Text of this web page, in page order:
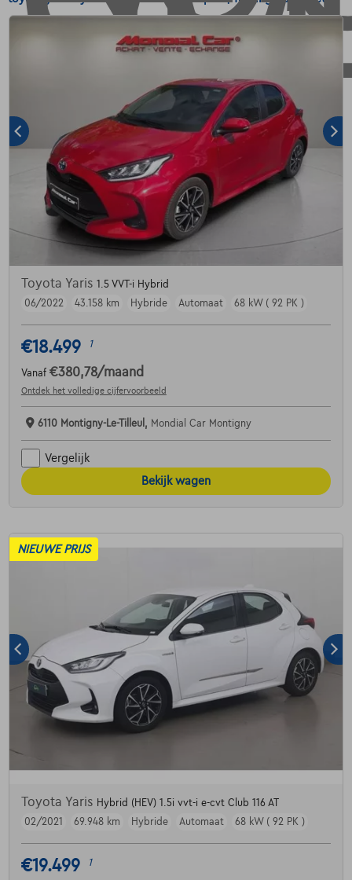
Toyota Yaris 1.5 VVT-i Hybrid
06/2022
43.158 km Hybride Automaat 68 kW ( 92 PK )
€18.499 1
Vanaf €380,78/maand
Ontdek het volledige cijfervoorbeeld
6110 Montigny-Le-Tilleul, Mondial Car Montigny
Vergelijk
Bekijk wagen
NIEUWE PRIJS
Toyota Yaris Hybrid (HEV) 1.5i vvt-i e-cvt Club 116 AT
02/2021
69.948 km Hybride Automaat 68 kW ( 92 PK )
€19.499 1